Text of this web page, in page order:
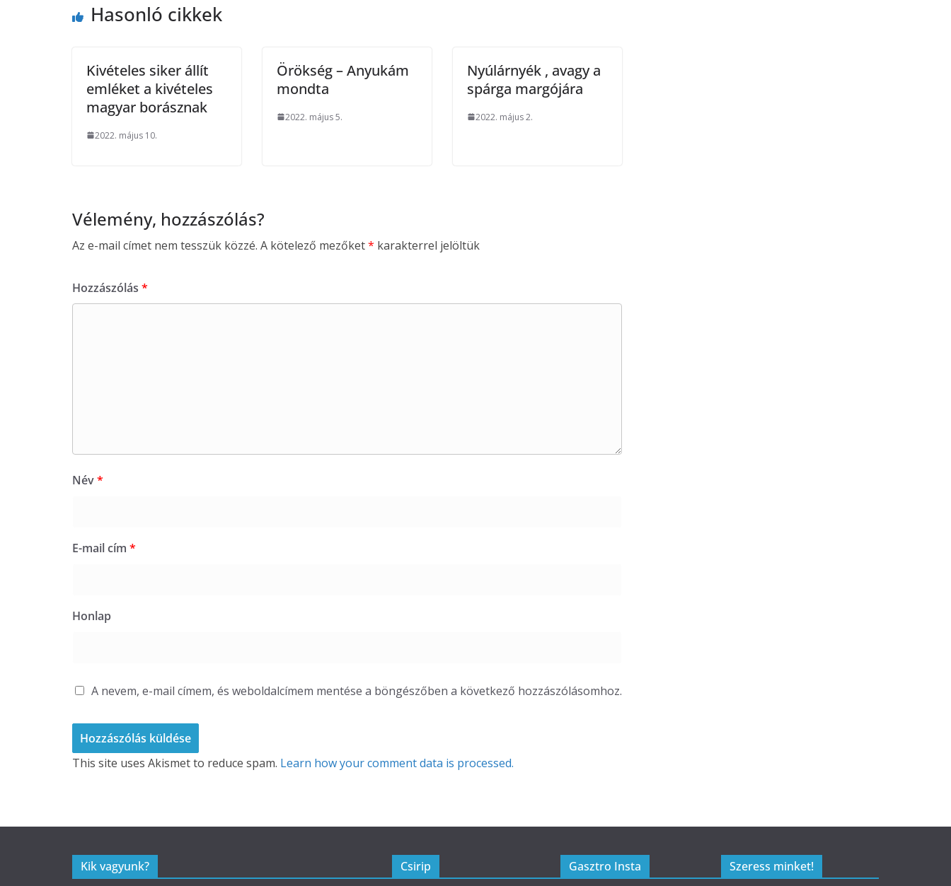
Hasonló cikkek
Kivételes siker állít
emléket a kivételes
magyar borásznak
2022. május 10.
Örökség – Anyukám
mondta
2022. május 5.
Nyúlárnyék , avagy a
spárga margójára
2022. május 2.
Vélemény, hozzászólás?
Az e-mail címet nem tesszük közzé. A kötelező mezőket* karakterrel jelöltük
Hozzászólás *
Név*
E-mail cím *
Honlap
A nevem, e-mail címem, és weboldalcímem mentése a böngészőben a következő hozzászólásomhoz.
This site uses Akismet to reduce spam. Learn how your comment data is processed.
Kik vagyunk? Csirip Gasztro Insta Szeress minket!